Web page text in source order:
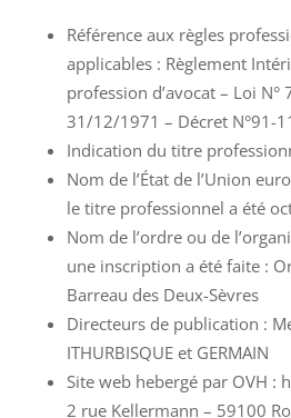
Référence aux règles
applicables : Règlement
profession d’avocat – Loi N°
31/12/1971 – Décret N°91-
Indication du titre
Nom de l’État de l’Union
le titre professionnel a été
Nom de l’ordre ou de
une inscription a été faite :
Barreau des Deux-Sèvres
Directeurs de publication :
ITHURBISQUE et GERMAIN
Site web hebergé par OVH :
2 rue Kellermann – 59100